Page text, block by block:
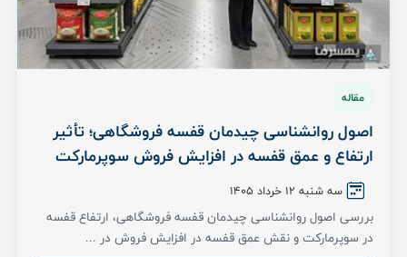
مقاله
اصول روانشناسی چیدمان قفسه فروشگاهی؛ تأثیر
ارتفاع و عمق قفسه در افزایش فروش سوپرمارکت
سه شنبه ۱۲ خرداد ۱۴۰۵
بررسی اصول روانشناسی چیدمان قفسه فروشگاهی، ارتفاع قفسه
در سوپرمارکت و نقش عمق قفسه در افزایش فروش در ...